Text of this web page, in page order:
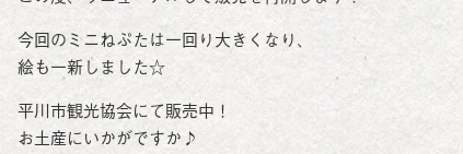
今回のミニねぷたは一回り大きくなり、
絵も一新しました☆
平川市観光協会にて販売中！
お土産にいかがですか♪